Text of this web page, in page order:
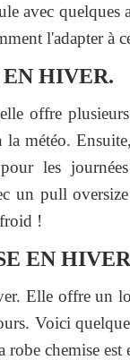
avec quelques
l'adapter à
HIVER.
offre
météo.
les
un pull
!
EN
Elle offre un
Voici
chemise